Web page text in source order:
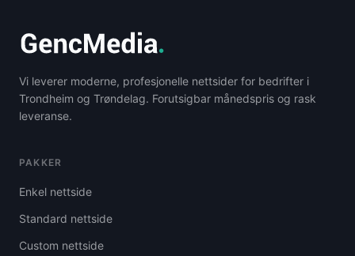
Vi leverer moderne, profesjonelle nettsider for bedrifter i
Trondheim og Trøndelag. Forutsigbar månedspris og rask
leveranse.
PAKKER
Enkel nettside
Standard nettside
Custom nettside